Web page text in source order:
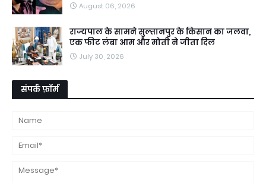
August 06, 2026
राज्यपाल के सामने सुल्तानपुर के किसान का जलवा,
एक फीट लंबा आम और मोती ने जीता दिल
July 30, 2026
संपर्क फ़ॉर्म